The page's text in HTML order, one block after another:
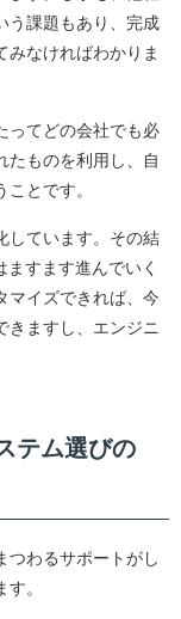
う課題もあり、完成
みなければわかりま
ってどの会社でも必
たものを利用し、自
とです。
しています。その結
すます進んでいく
マイズできれば、今
きますし、エンジニ
テム選びの
つわるサポートがし
。